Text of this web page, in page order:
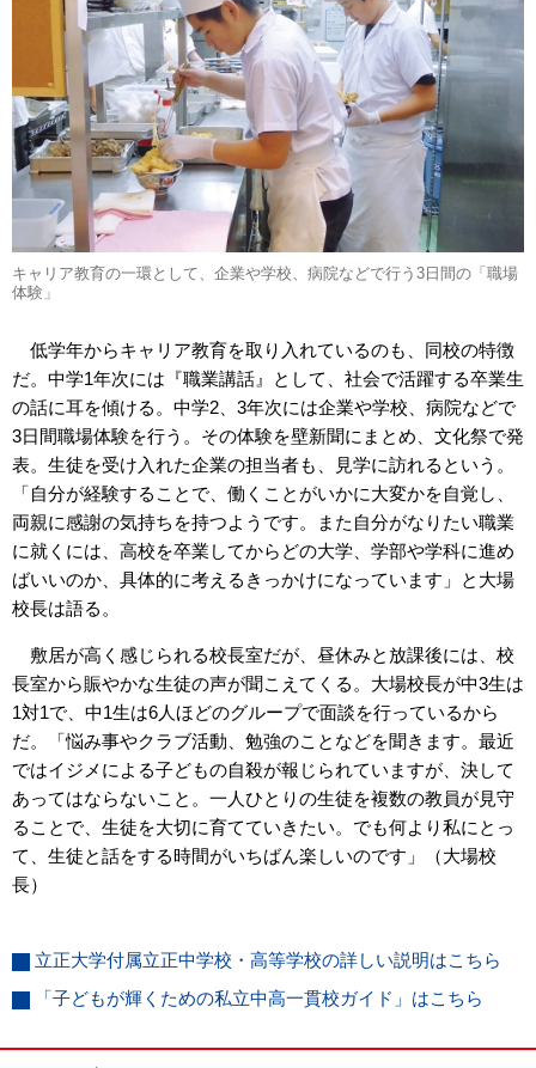
キャリア教育の一環として、企業や学校、病院などで行う3日間の「職場
体験」
低学年からキャリア教育を取り入れているのも、同校の特徴
だ。中学1年次には『職業講話』として、社会で活躍する卒業生
の話に耳を傾ける。中学2、3年次には企業や学校、病院などで
3日間職場体験を行う。その体験を壁新聞にまとめ、文化祭で発
表。生徒を受け入れた企業の担当者も、見学に訪れるという。
「自分が経験することで、働くことがいかに大変かを自覚し、
両親に感謝の気持ちを持つようです。また自分がなりたい職業
に就くには、高校を卒業してからどの大学、学部や学科に進め
ばいいのか、具体的に考えるきっかけになっています」と大場
校長は語る。
敷居が高く感じられる校長室だが、昼休みと放課後には、校
長室から賑やかな生徒の声が聞こえてくる。大場校長が中3生は
1対1で、中1生は6人ほどのグループで面談を行っているから
だ。「悩み事やクラブ活動、勉強のことなどを聞きます。最近
ではイジメによる子どもの自殺が報じられていますが、決して
あってはならないこと。一人ひとりの生徒を複数の教員が見守
ることで、生徒を大切に育てていきたい。でも何より私にとっ
て、生徒と話をする時間がいちばん楽しいのです」（大場校
長）
立正大学付属立正中学校・高等学校の詳しい説明はこちら
「子どもが輝くための私立中高一貫校ガイド」はこちら